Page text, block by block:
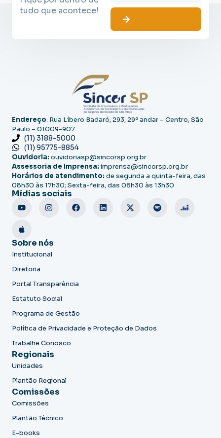
tudo que acontece!
Endereço: Rua Líbero Badaró, 293, 29º andar – Centro, São
Paulo – 01009-907
(11) 3188-5000
(11) 95775-8854
Ouvidoria: ouvidoriasp@sincorsp.org.br
Assessoria de Imprensa: imprensa@sincorsp.org.br
Horários de atendimento: de segunda a quinta-feira, das
08h30 às 17h30; Sexta-feira, das 08h30 às 13h30
Mídias sociais
Sobre nós
Institucional
Diretoria
Portal Transparência
Estatuto Social
Programa de Gestão
Política de Privacidade e Proteção de Dados
Trabalhe Conosco
Regionais
Unidades
Plantão Regional
Comissões
Comissões
Plantão Técnico
E-books